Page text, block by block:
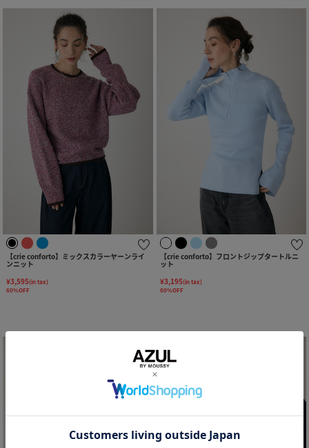
【crie conforto】ミックスカラーヤーンライ
ンニット
¥3,595(in tax)
60%OFF
【crie conforto】フロントジップタートルニ
ット
¥3,195(in tax)
60%OFF